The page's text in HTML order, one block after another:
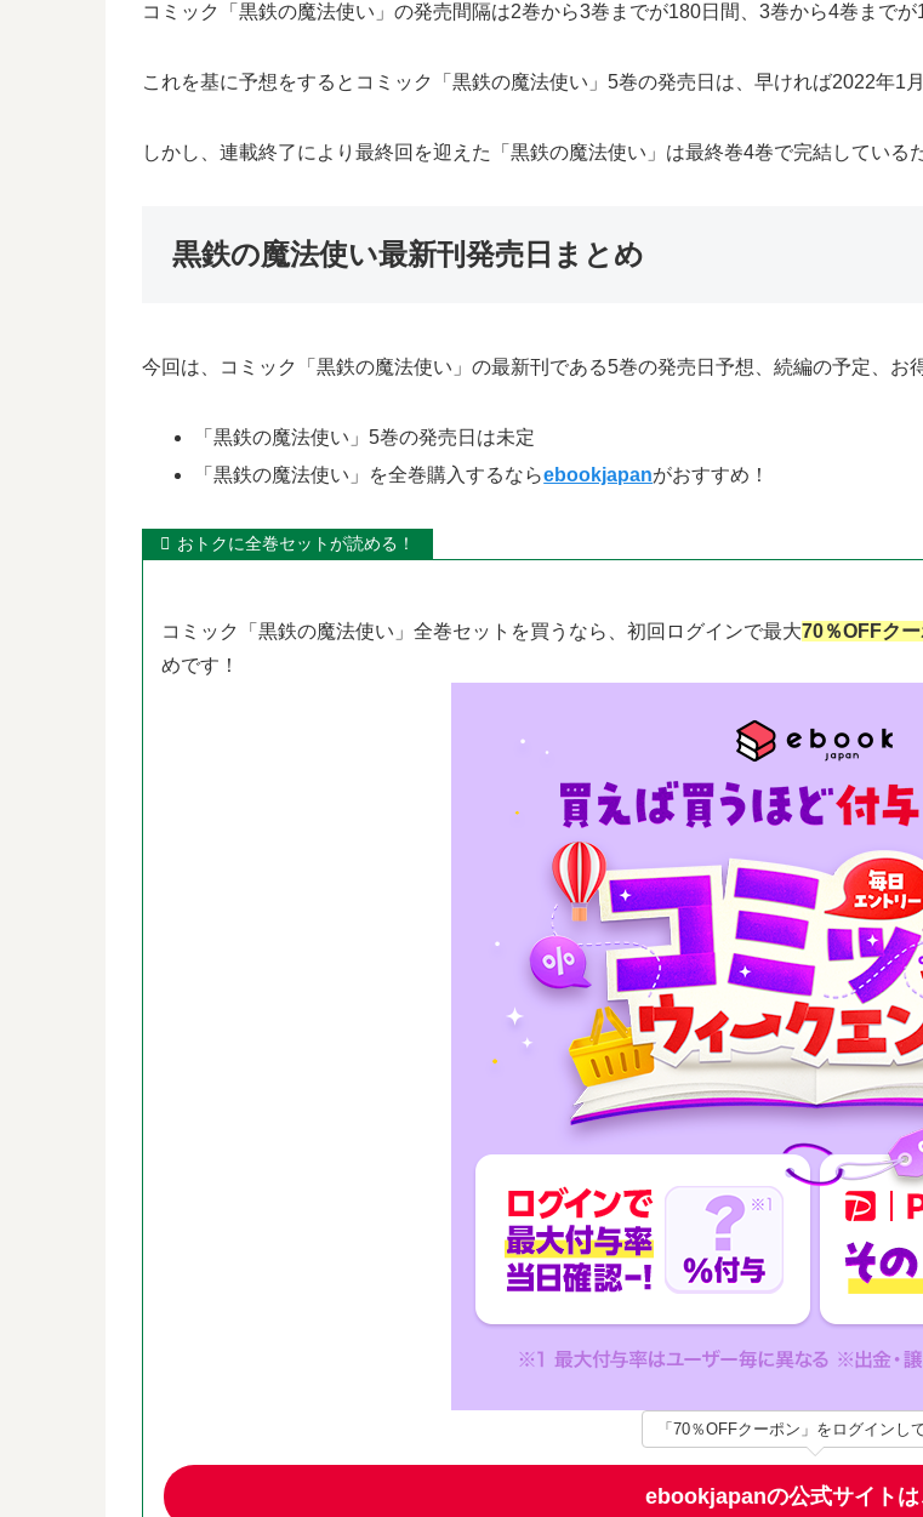
コミック「黒鉄の魔法使い」の発売間隔は2巻から3巻までが180日間、3巻から4巻までが
これを基に予想をするとコミック「黒鉄の魔法使い」5巻の発売日は、早ければ2022年1
しかし、連載終了により最終回を迎えた「黒鉄の魔法使い」は最終巻4巻で完結している
黒鉄の魔法使い最新刊発売日まとめ
今回は、コミック「黒鉄の魔法使い」の最新刊である5巻の発売日予想、続編の予定、お
「黒鉄の魔法使い」5巻の発売日は未定
「黒鉄の魔法使い」を全巻購入するならebookjapanがおすすめ！
おトクに全巻セットが読める！
コミック「黒鉄の魔法使い」全巻セットを買うなら、初回ログインで最大70％OFFク
めです！
「70％OFFクーポン」をログインし
ebookjapanの公式サイトは